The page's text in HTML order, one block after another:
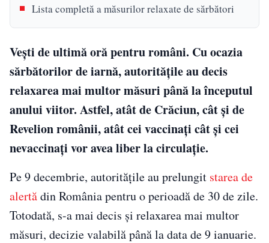
Lista completă a măsurilor relaxate de sărbători
Vești de ultimă oră pentru români. Cu ocazia
sărbătorilor de iarnă, autoritățile au decis
relaxarea mai multor măsuri până la începutul
anului viitor. Astfel, atât de Crăciun, cât și de
Revelion românii, atât cei vaccinați cât și cei
nevaccinați vor avea liber la circulație.
Pe 9 decembrie, autoritățile au prelungit starea de
alertădin România pentru o perioadă de 30 de zile.
Totodată, s-a mai decis și relaxarea mai multor
măsuri, decizie valabilă până la data de 9 ianuarie.